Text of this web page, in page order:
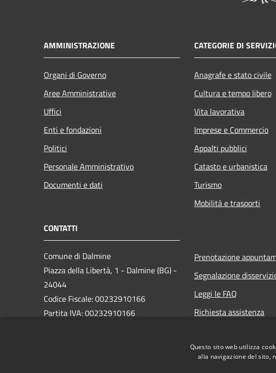
AMMINISTRAZIONE
Organi di Governo
Aree Amministrative
Uffici
Enti e fondazioni
Politici
Personale Amministrativo
Documenti e dati
CATEGORIE DI
Anagrafe e stato civile
Cultura e tempo libero
Vita lavorativa
Imprese e Commercio
Appalti pubblici
Catasto e urbanistica
Turismo
Mobilità e trasporti
CONTATTI
Comune di Dalmine
Piazza della Libertà, 1 - Dalmine (BG) -
24044
Codice Fiscale: 00232910166
Partita IVA: 00232910166
Prenotazione
Segnalazione
Leggi le FAQ
Richiesta assistenza
Questo sito web utilizza
alla navigazione del sito,